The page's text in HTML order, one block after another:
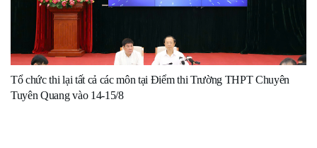
Tổ chức thi lại tất cả các môn tại Điểm thi Trường THPT Chuyên
Tuyên Quang vào 14-15/8